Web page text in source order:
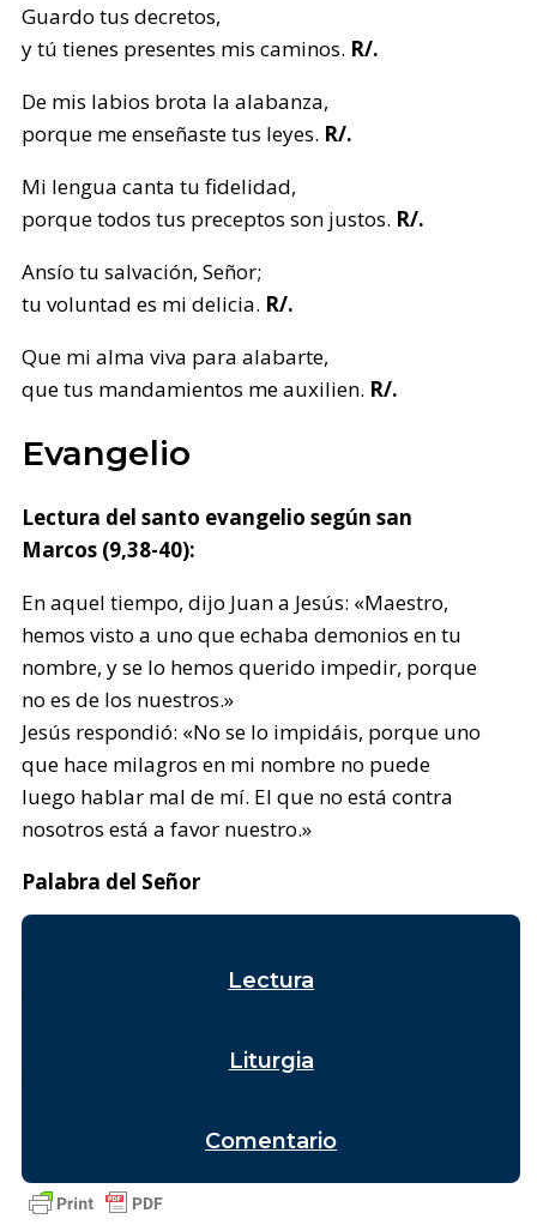
Guardo tus decretos,
y tú tienes presentes mis caminos. R/.
De mis labios brota la alabanza,
porque me enseñaste tus leyes. R/.
Mi lengua canta tu fidelidad,
porque todos tus preceptos son justos. R/.
Ansío tu salvación, Señor;
tu voluntad es mi delicia. R/.
Que mi alma viva para alabarte,
que tus mandamientos me auxilien. R/.
Evangelio
Lectura del santo evangelio según san
Marcos (9,38-40):
En aquel tiempo, dijo Juan a Jesús: «Maestro,
hemos visto a uno que echaba demonios en tu
nombre, y se lo hemos querido impedir, porque
no es de los nuestros.»
Jesús respondió: «No se lo impidáis, porque uno
que hace milagros en mi nombre no puede
luego hablar mal de mí. El que no está contra
nosotros está a favor nuestro.»
Palabra del Señor
Lectura
Liturgia
Comentario